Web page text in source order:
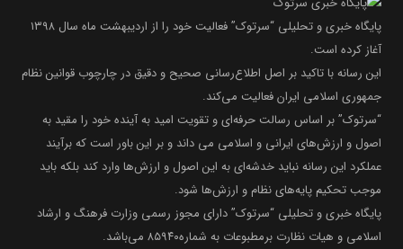
پایگاه خبری و تحلیلی “سرتوک” فعالیت خود را از اردیبهشت ماه سال ۱۳۹۸
آغاز کرده است.
این رسانه با تاکید بر اصل اطلاع‌رسانی صحیح و دقیق در چارچوب قوانین نظام
جمهوری اسلامی ایران فعالیت می‌کند.
“سرتوک” بر اساس رسالت حرفه‌ای و تقویت امید به آینده خود را مقید به
اصول و ارزش‌های ایرانی و اسلامی می داند و بر این باور است که برآیند
عملکرد این رسانه نباید خدشه‌ای به این اصول و ارزش‌ها وارد کند بلکه باید
موجب تحکیم پایه‌های نظام و ارزش‌ها شود.
پایگاه خبری و تحلیلی “سرتوک” دارای مجوز رسمی وزارت فرهنگ و ارشاد
اسلامی و هیات نظارت برمطبوعات به شماره۸۵۹۴۰ می‌باشد.